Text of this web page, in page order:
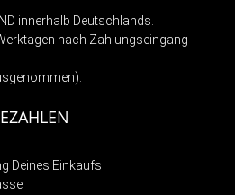
innerhalb Deutschlands.
nach Zahlungseingang
Deines Einkaufs